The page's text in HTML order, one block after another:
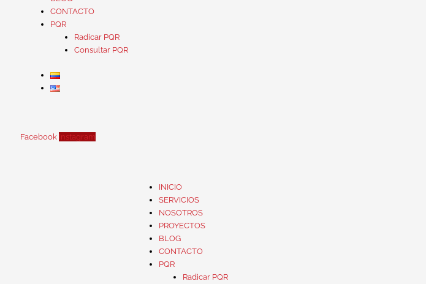
CONTACTO
PQR
Radicar PQR
Consultar PQR
Facebook Instagram
INICIO
SERVICIOS
NOSOTROS
PROYECTOS
BLOG
CONTACTO
PQR
Radicar PQR